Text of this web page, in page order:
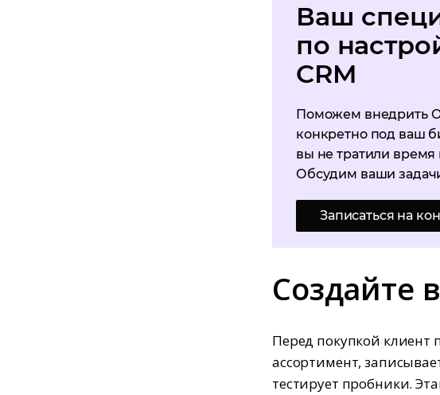
Ваш
по
CRM
Поможем внедрить
конкретно под ваш
вы не тратили время
Обсудим ваши
Записаться на
Создайте
Перед покупкой клиент
ассортимент,
тестирует пробники.